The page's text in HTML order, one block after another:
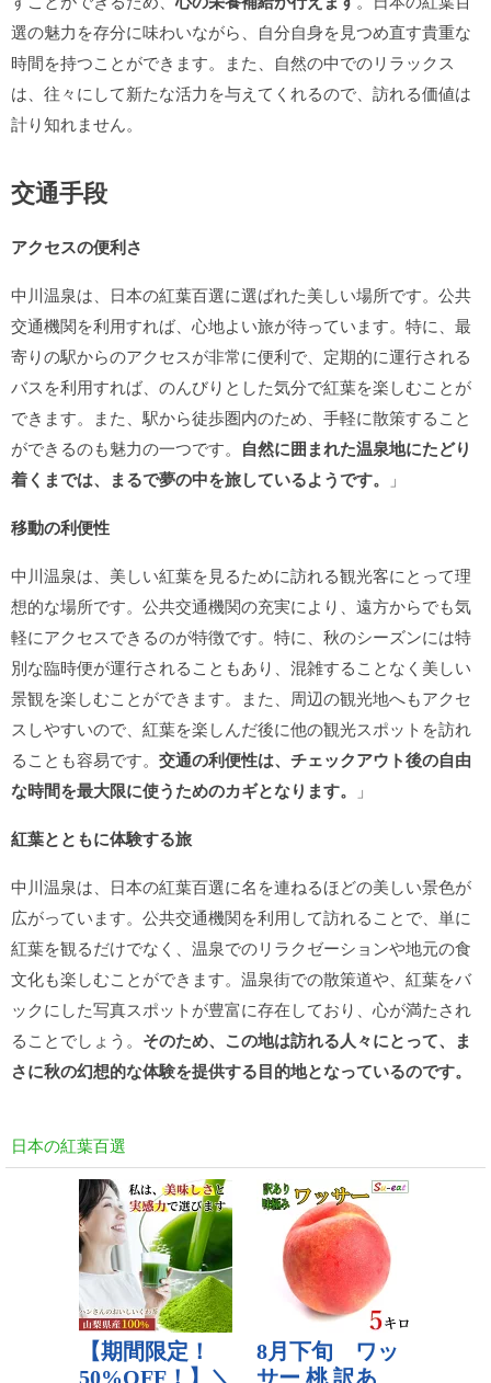
選の魅力を存分に味わいながら、自分自身を見つめ直す貴重な
時間を持つことができます。また、自然の中でのリラックス
は、往々にして新たな活力を与えてくれるので、訪れる価値は
計り知れません。
交通手段
アクセスの便利さ
中川温泉は、日本の紅葉百選に選ばれた美しい場所です。公共
交通機関を利用すれば、心地よい旅が待っています。特に、最
寄りの駅からのアクセスが非常に便利で、定期的に運行される
バスを利用すれば、のんびりとした気分で紅葉を楽しむことが
できます。また、駅から徒歩圏内のため、手軽に散策すること
ができるのも魅力の一つです。 自然に囲まれた温泉地にたどり
着くまでは、まるで夢の中を旅しているようです。
」
移動の利便性
中川温泉は、美しい紅葉を見るために訪れる観光客にとって理
想的な場所です。公共交通機関の充実により、遠方からでも気
軽にアクセスできるのが特徴です。特に、秋のシーズンには特
別な臨時便が運行されることもあり、混雑することなく美しい
景観を楽しむことができます。また、周辺の観光地へもアクセ
スしやすいので、紅葉を楽しんだ後に他の観光スポットを訪れ
ることも容易です。 交通の利便性は、チェックアウト後の自由
な時間を最大限に使うためのカギとなります。
」
紅葉とともに体験する旅
中川温泉は、日本の紅葉百選に名を連ねるほどの美しい景色が
広がっています。公共交通機関を利用して訪れることで、単に
紅葉を観るだけでなく、温泉でのリラクゼーションや地元の食
文化も楽しむことができます。温泉街での散策道や、紅葉をバ
ックにした写真スポットが豊富に存在しており、心が満たされ
ることでしょう。 そのため、この地は訪れる人々にとって、ま
さに秋の幻想的な体験を提供する目的地となっているのです。
日本の紅葉百選